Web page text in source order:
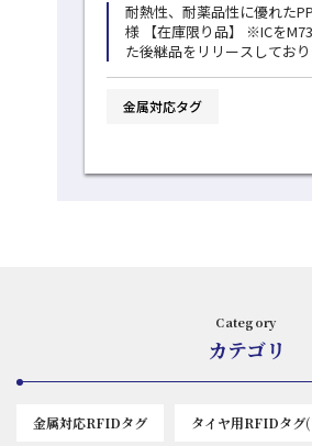
耐熱性、耐薬品性に優れた
様 【在庫限り品】 ※ICをM730に変更し
た後継品をリリースしており
サイクルを早めていただく等
金属対応タグ
Category
カテゴリ
金属対応RFIDタグ タイヤ用RFIDタ